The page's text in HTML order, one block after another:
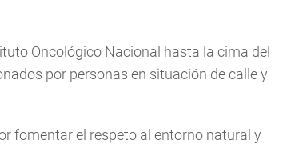
Oncológico Nacional hasta la cima del
por personas en situación de calle y
fomentar el respeto al entorno natural y